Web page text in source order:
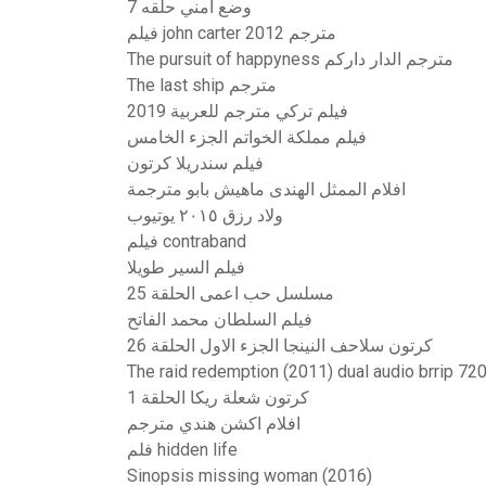
وضع امني حلقه 7
فيلم john carter 2012 مترجم
The pursuit of happyness مترجم الدار داركم
The last ship مترجم
فيلم تركي مترجم للعربية 2019
فيلم مملكة الخواتم الجزء الخامس
فيلم سندريلا كرتون
افلام الممثل الهندى ماهيش بابو مترجمة
ولاد رزق ٢٠١٥ يوتيوب
فيلم contraband
فيلم السير طويلا
مسلسل حب اعمى الحلقة 25
فيلم السلطان محمد الفاتح
كرتون سلاحف النينجا الجزء الاول الحلقة 26
The raid redemption (2011) dual audio brrip
كرتون شعلة ريكا الحلقة 1
افلام اكشن هندي مترجم
فلم hidden life
Sinopsis missing woman (2016)